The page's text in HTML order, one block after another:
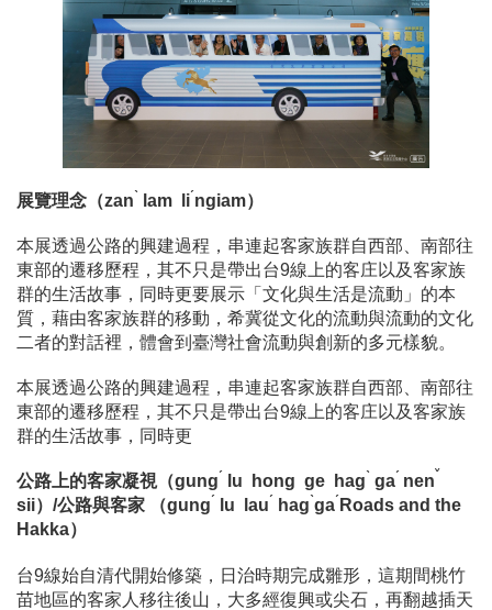
展覽理念（zanˋ lam liˊngiam）
本展透過公路的興建過程，串連起客家族群自西部、南部往
東部的遷移歷程，其不只是帶出台9線上的客庄以及客家族
群的生活故事，同時更要展示「文化與生活是流動」的本
質，藉由客家族群的移動，希冀從文化的流動與流動的文化
二者的對話裡，體會到臺灣社會流動與創新的多元樣貌。
本展透過公路的興建過程，串連起客家族群自西部、南部往
東部的遷移歷程，其不只是帶出台9線上的客庄以及客家族
群的生活故事，同時更
公路上的客家凝視（gungˊ lu hong ge hagˋ gaˊ nenˇ
sii）/公路與客家 （gungˊ lu lauˊ hagˋgaˊ Roads and the
Hakka）
台9線始自清代開始修築，日治時期完成雛形，這期間桃竹
苗地區的客家人移往後山，大多經復興或尖石，再翻越插天